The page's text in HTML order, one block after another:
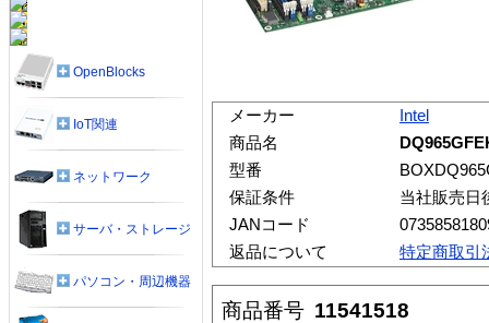
メーカー
Intel
商品名
型番
保証条件
当社販売日
JANコード
返品について
特定商取引
商品番号 11541518
OpenBlocks
IoT関連
ネットワーク
サーバ・ストレージ
パソコン・周辺機器